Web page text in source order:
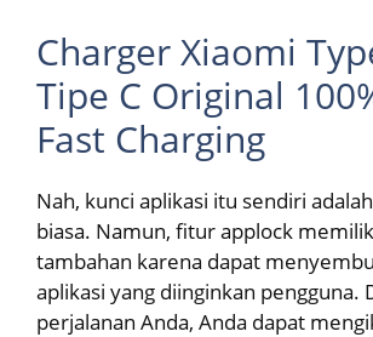
Charger Xiaomi
Tipe C Original
Fast Charging
Nah, kunci aplikasi itu sendiri
biasa. Namun, fitur applock
tambahan karena dapat
aplikasi yang diinginkan pengguna.
perjalanan Anda, Anda dapat